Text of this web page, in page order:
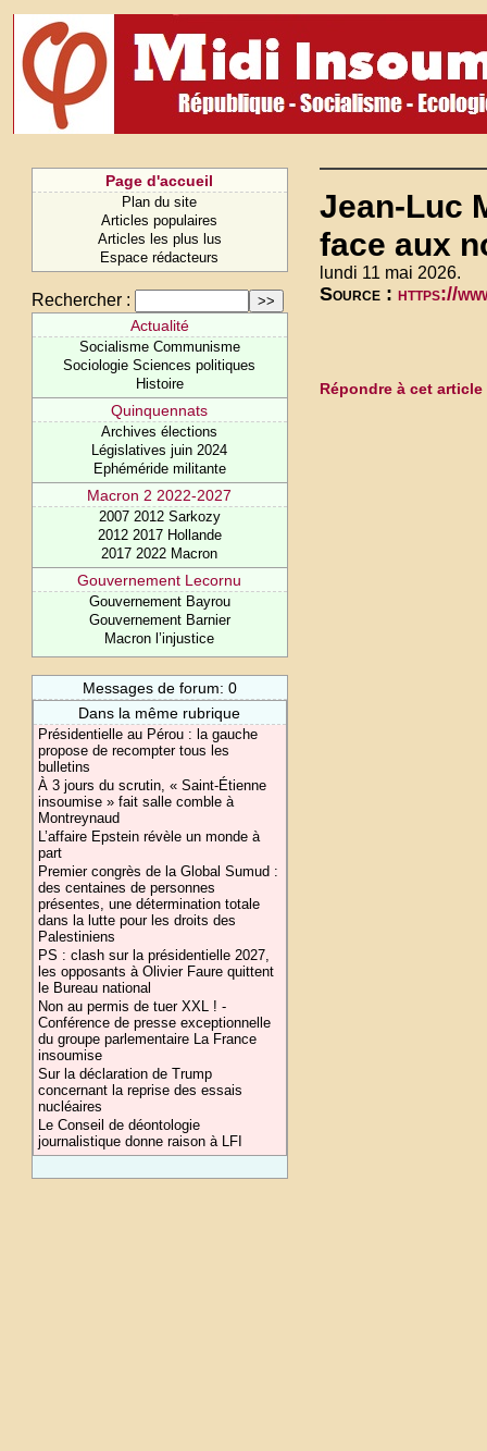
Page d'accueil
Plan du site
Articles populaires
Articles les plus lus
Espace rédacteurs
Rechercher :
Actualité
Socialisme Communisme
Sociologie Sciences politiques
Histoire
Quinquennats
Archives élections
Législatives juin 2024
Ephéméride militante
Macron 2 2022-2027
2007 2012 Sarkozy
2012 2017 Hollande
2017 2022 Macron
Gouvernement Lecornu
Gouvernement Bayrou
Gouvernement Barnier
Macron l’injustice
Messages de forum: 0
Dans la même rubrique
Présidentielle au Pérou : la gauche
propose de recompter tous les
bulletins
À 3 jours du scrutin, « Saint-Étienne
insoumise » fait salle comble à
Montreynaud
L’affaire Epstein révèle un monde à
part
Premier congrès de la Global Sumud :
des centaines de personnes
présentes, une détermination totale
dans la lutte pour les droits des
Palestiniens
PS : clash sur la présidentielle 2027,
les opposants à Olivier Faure quittent
le Bureau national
Non au permis de tuer XXL ! -
Conférence de presse exceptionnelle
du groupe parlementaire La France
insoumise
Sur la déclaration de Trump
concernant la reprise des essais
nucléaires
Le Conseil de déontologie
journalistique donne raison à LFI
Jean-Luc
face aux
lundi 11 mai 2026.
Source : https://
Répondre à cet article